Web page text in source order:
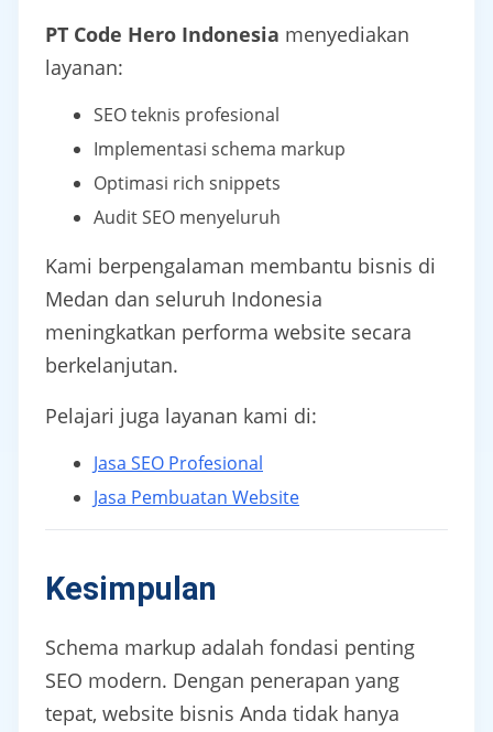
PT Code Hero Indonesia menyediakan
layanan:
SEO teknis profesional
Implementasi schema markup
Optimasi rich snippets
Audit SEO menyeluruh
Kami berpengalaman membantu bisnis di
Medan dan seluruh Indonesia
meningkatkan performa website secara
berkelanjutan.
Pelajari juga layanan kami di:
Jasa SEO Profesional
Jasa Pembuatan Website
Kesimpulan
Schema markup adalah fondasi penting
SEO modern. Dengan penerapan yang
tepat, website bisnis Anda tidak hanya